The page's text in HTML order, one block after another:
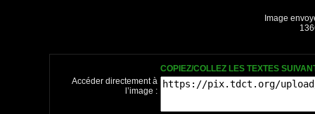
Image
COPIEZ/COLLEZ LES TEXTES
Accéder directement à
l’image :